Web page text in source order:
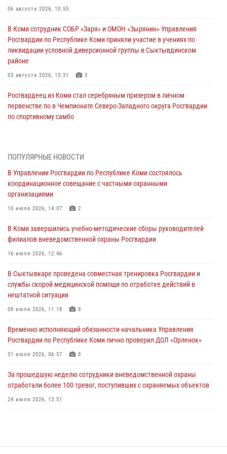
06 августа 2026, 10:55
В Коми сотрудник СОБР «Заря» и ОМОН «Зырянин» Управления
Росгвардии по Республике Коми приняли участие в учениях по
ликвидации условной диверсионной группы в Сыктывдинском
районе
03 августа 2026, 13:31 3
Росгвардеец из Коми стал серебряным призером в личном
первенстве по в Чемпионате Северо-Западного округа Росгвардии
по спортивному самбо
законодательстве в сфере оборота оружия и продолжают изымать
оружие за нарушения
02 августа 2026, 06:17
В Койгородском районе местный житель обратился в Росгвардию
31 июля 2026, 10:55
Временно исполняющий обязанности начальника Управления
31 июля 2026, 06:57 8
В Усинске росгвардейцы оперативно отработали план «Квартал»
30 июля 2026, 13:53
В Санкт-Петербурге прошел окружной этап ежегодного
Всероссийского конкурса профессионального мастерства среди
сотрудников вневедомственной охраны Росгвардии
ПОПУЛЯРНЫЕ НОВОСТИ
В Управлении Росгвардии по Республике Коми состоялось
координационное совещание с частными охранными
организациями
10 июля 2026, 14:07 2
В Коми завершились учебно-методические сборы руководителей
филиалов вневедомственной охраны Росгвардии
16 июля 2026, 12:46
В Сыктывкаре проведена совместная тренировка Росгвардии и
службы скорой медицинской помощи по отработке действий в
нештатной ситуации
09 июля 2026, 11:18 8
Временно исполняющий обязанности начальника Управления
Росгвардии по Республике Коми лично проверил ДОЛ «Орленок»
31 июля 2026, 06:57 8
За прошедшую неделю сотрудники вневедомственной охраны
отработали более 100 тревог, поступивших с охраняемых объектов
24 июля 2026, 13:51